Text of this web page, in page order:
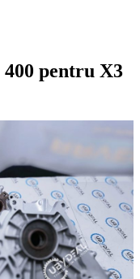
pentru X3